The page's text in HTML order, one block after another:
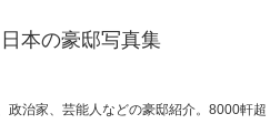
本の豪邸写真集
政治家、芸能人などの豪邸紹介。8000軒超